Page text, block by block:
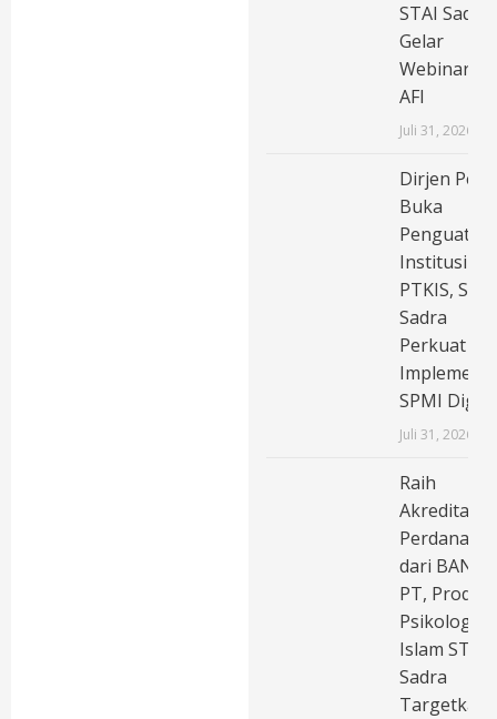
STAI Sadra
Gelar
Webinar
AFI
Juli 31, 2026
Dirjen
Buka
Penguatan
Institusi
PTKIS, STAI
Sadra
Perkuat
SPMI
Juli 31, 2026
Raih
Akreditasi
Perdana
dari BAN-
PT, Prodi
Psikologi
Islam STAI
Sadra
Targetkan